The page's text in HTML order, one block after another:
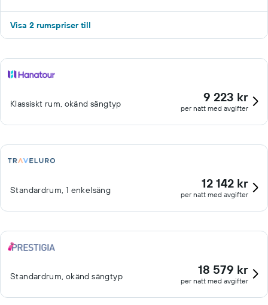
Visa 2 rumspriser till
Klassiskt rum, okänd sängtyp 9 223 kr
per natt med avgifter
Standardrum, 1 enkelsäng 12 142 kr
per natt med avgifter
Standardrum, okänd sängtyp 18 579 kr
per natt med avgifter